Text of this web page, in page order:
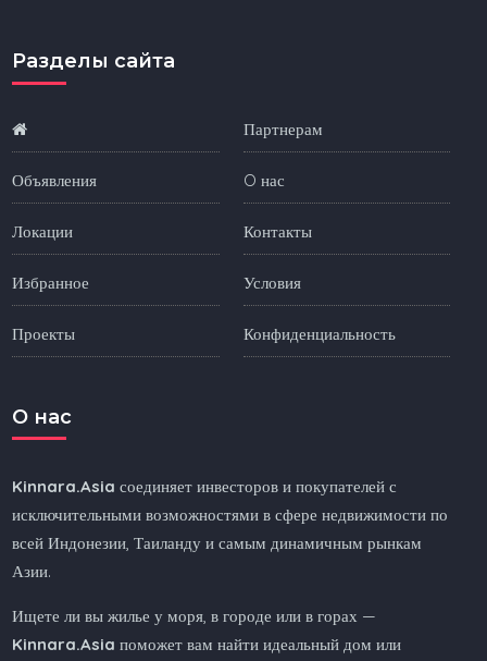
Разделы сайта
Объявления
Локации
Избранное
Проекты
Партнерам
O нас
Контакты
Условия
Конфиденциальность
O нас
Kinnara.Asia соединяет инвесторов и покупателей с
исключительными возможностями в сфере недвижимости по
всей Индонезии, Таиланду и самым динамичным рынкам
Азии.
Ищете ли вы жилье у моря, в городе или в горах —
Kinnara.Asia поможет вам найти идеальный дом или